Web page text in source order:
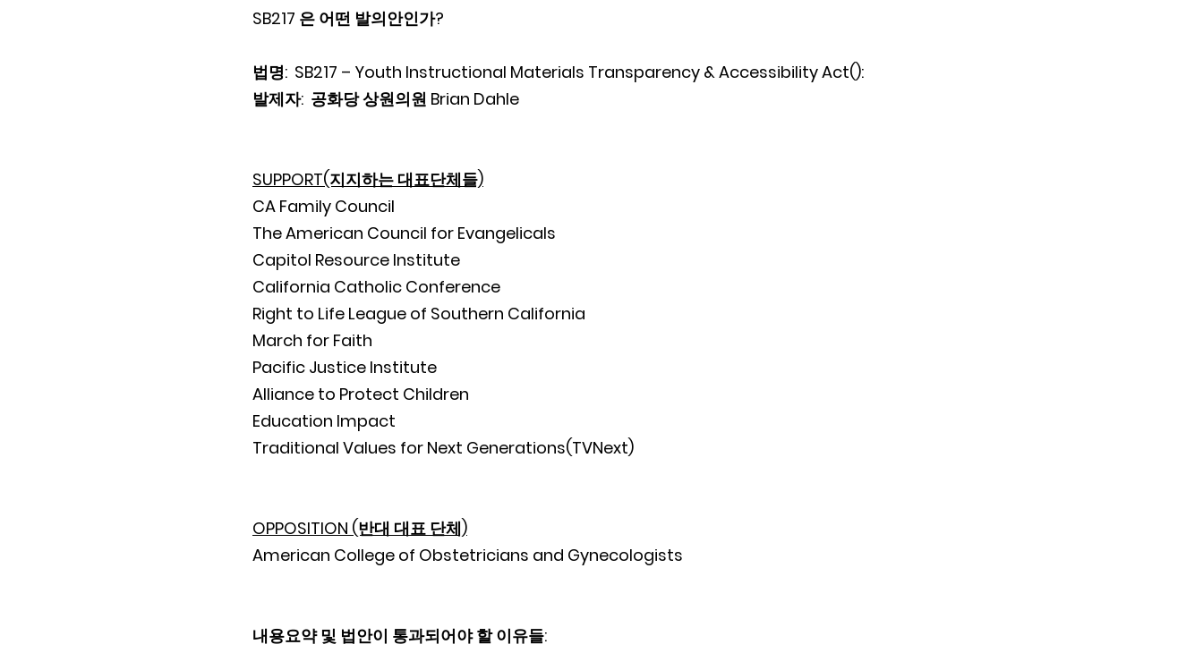
SB217 은 어떤 발의안인가?
법명:  SB217 – Youth Instructional Materials Transparency & Accessibility Act():
발제자:  공화당 상원의원 Brian Dahle
SUPPORT(지지하는 대표단체들)
CA Family Council
The American Council for Evangelicals
Capitol Resource Institute
California Catholic Conference
Right to Life League of Southern California
March for Faith
Pacific Justice Institute
Alliance to Protect Children
Education Impact
Traditional Values for Next Generations(TVNext)
OPPOSITION (반대 대표 단체)
American College of Obstetricians and Gynecologists
내용요약 및 법안이 통과되어야 할 이유들: